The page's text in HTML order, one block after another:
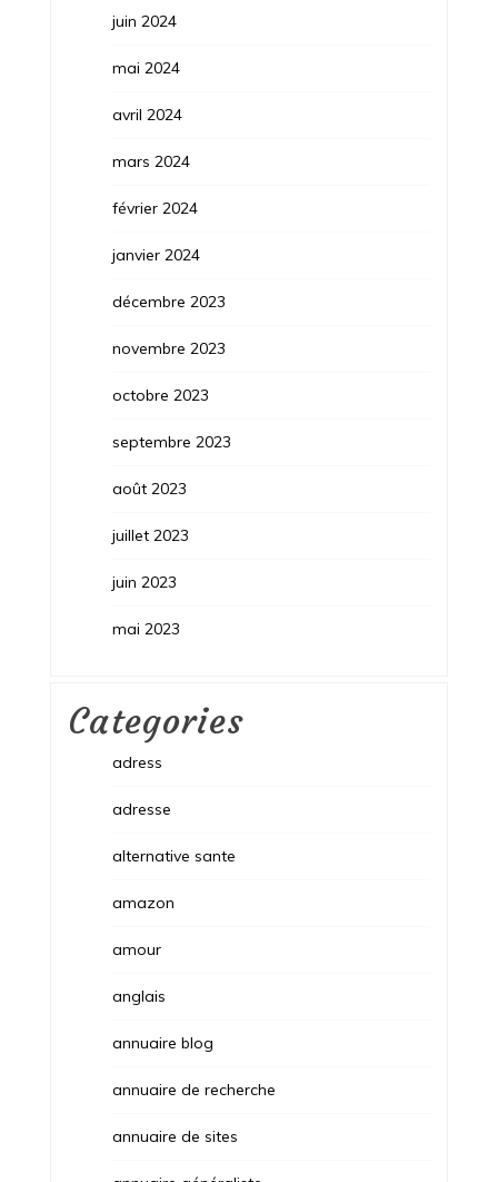
juin 2024
mai 2024
avril 2024
mars 2024
février 2024
janvier 2024
décembre 2023
novembre 2023
octobre 2023
septembre 2023
août 2023
juillet 2023
juin 2023
mai 2023
Categories
adress
adresse
alternative sante
amazon
amour
anglais
annuaire blog
annuaire de recherche
annuaire de sites